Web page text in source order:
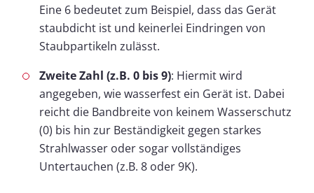
Eine 6 bedeutet zum Beispiel, dass das Gerät
staubdicht ist und keinerlei Eindringen von
Staubpartikeln zulässt.
Zweite Zahl (z.B. 0 bis 9): Hiermit wird
angegeben, wie wasserfest ein Gerät ist. Dabei
reicht die Bandbreite von keinem Wasserschutz
(0) bis hin zur Beständigkeit gegen starkes
Strahlwasser oder sogar vollständiges
Untertauchen (z.B. 8 oder 9K).